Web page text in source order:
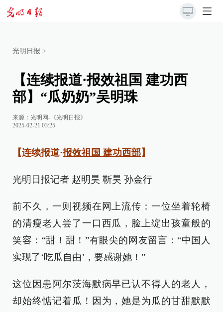
光明日报 >
【连续报道·报效祖国 建功西
部】“瓜奶奶”吴明珠
来源： 光明网-《光明日报》
2025-02-21 03:25
【连续报道·报效祖国 建功西部】
光明日报记者 赵明昊 靳昊 孙金行
前不久，一则视频在网上流传：一位坐着轮椅
的清瘦老人尝了一口西瓜，脸上绽出孩童般的
笑容：“甜！甜！”有眼尖的网友留言：“中国人
实现了‘吃瓜自由’，要感谢她！”
这位因患阿尔茨海默病早已认不得人的老人，
却始终惦记着瓜！因为，她是为瓜的甘甜默默